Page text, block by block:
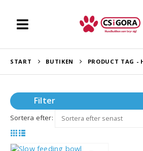
START BUTIKEN PRODUCT TAG -
Filter
Sortera efter: